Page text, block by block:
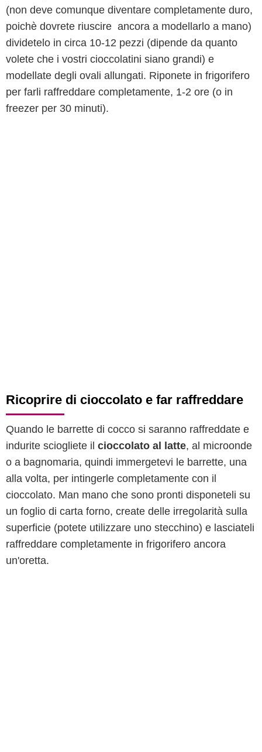
(non deve comunque diventare completamente duro,
poichè dovrete riuscire ancora a modellarlo a mano)
dividetelo in circa 10-12 pezzi (dipende da quanto
volete che i vostri cioccolatini siano grandi) e
modellate degli ovali allungati. Riponete in frigorifero
per farli raffreddare completamente, 1-2 ore (o in
freezer per 30 minuti).
Ricoprire di cioccolato e far raffreddare
Quando le barrette di cocco si saranno raffreddate e
indurite sciogliete il cioccolato al latte, al microonde
o a bagnomaria, quindi immergetevi le barrette, una
alla volta, per intingerle completamente con il
cioccolato. Man mano che sono pronti disponeteli su
un foglio di carta forno, create delle irregolarità sulla
superficie (potete utilizzare uno stecchino) e lasciateli
raffreddare completamente in frigorifero ancora
un'oretta.